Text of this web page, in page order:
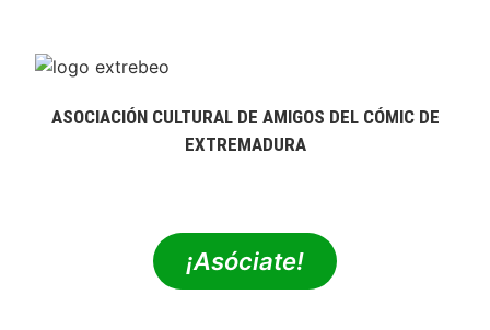
ASOCIACIÓN CULTURAL DE AMIGOS DEL CÓMIC DE
EXTREMADURA
¡Asóciate!